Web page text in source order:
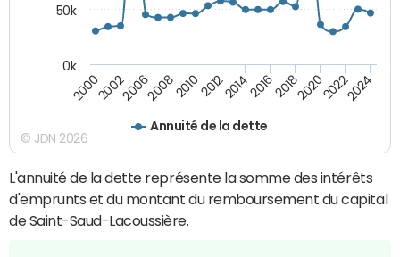
Annuité de la dette
200020022006200820102012201420162018202020222024
0k
50k
© JDN 2026
L'annuité de la dette représente la somme des intérêts
d'emprunts et du montant du remboursement du capital
de Saint-Saud-Lacoussière.